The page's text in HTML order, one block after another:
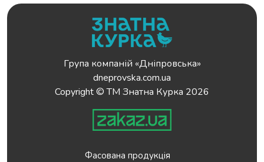
Група компаній «Дніпровська»
dneprovska.com.ua
Copyright © ТМ Знатна Курка 2026
Фасована продукція